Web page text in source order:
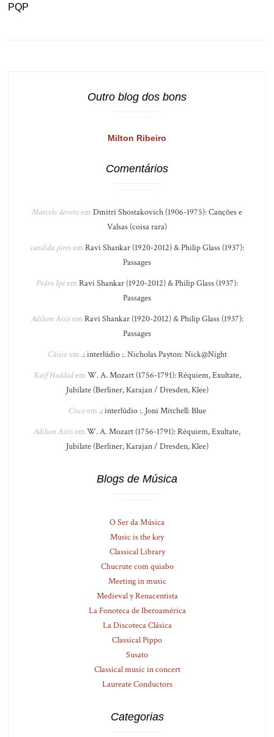
PQP
Outro blog dos bons
Milton Ribeiro
Comentários
Marcelo devotoem Dmitri Shostakovich (1906-1975): Canções e
Valsas (coisa rara)
candida piresem Ravi Shankar (1920-2012) & Philip Glass (1937):
Passages
Pedro Ipêem Ravi Shankar (1920-2012) & Philip Glass (1937):
Passages
Adilson Assisem Ravi Shankar (1920-2012) & Philip Glass (1937):
Passages
Cássioem .: interlúdio :. Nicholas Payton: Nick@Night
Raif Haddadem W. A. Mozart (1756-1791): Réquiem, Exultate,
Jubilate (Berliner, Karajan / Dresden, Klee)
Ciscoem .: interlúdio :. Joni Mitchell: Blue
Adilson Assisem W. A. Mozart (1756-1791): Réquiem, Exultate,
Jubilate (Berliner, Karajan / Dresden, Klee)
Blogs de Música
O Ser da Música
Music is the key
Classical Library
Chucrute com quiabo
Meeting in music
Medieval y Renacentista
La Fonoteca de Iberoamérica
La Discoteca Clásica
Classical Pippo
Susato
Classical music in concert
Laureate Conductors
Categorias